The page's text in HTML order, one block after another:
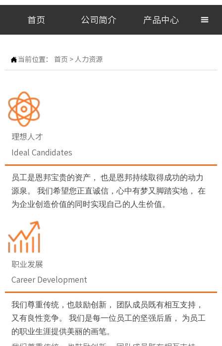
首页 公司简介 产品中心 
 当前位置： 首页 > 人力资源
理想人才
Ideal Candidates
员工是恩邦宝贵的资产， 也是恩邦持续取得成功的动力
源泉。 我们希望您正直诚信，心中有梦又脚踏实地， 在
为企业创造价值的同时实现自己的人生价值。
职业发展
Career Development
我们尊重传统，也鼓励创新， 团队成员既有相互支持，
又有良性竞争。 我们是每一位员工的坚强后盾， 为员工
的职业生涯提供美丽的画笔。